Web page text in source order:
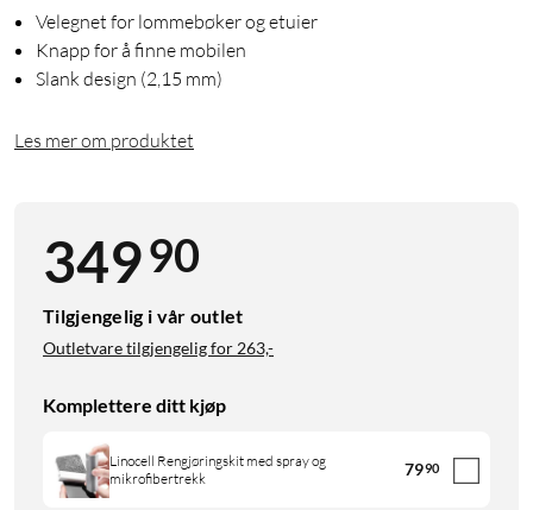
Velegnet for lommebøker og etuier
Knapp for å finne mobilen
Slank design (2,15 mm)
Les mer om produktet
34990
Tilgjengelig i vår outlet
Outletvare tilgjengelig for263,-
Komplettere ditt kjøp
Linocell Rengjøringskit med spray og
mikrofibertrekk
7990